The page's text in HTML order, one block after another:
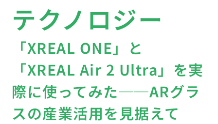
テクノロジー
「XREAL ONE」と
「XREAL Air 2 Ultra」を実
際に使ってみた──ARグラ
スの産業活用を見据えて